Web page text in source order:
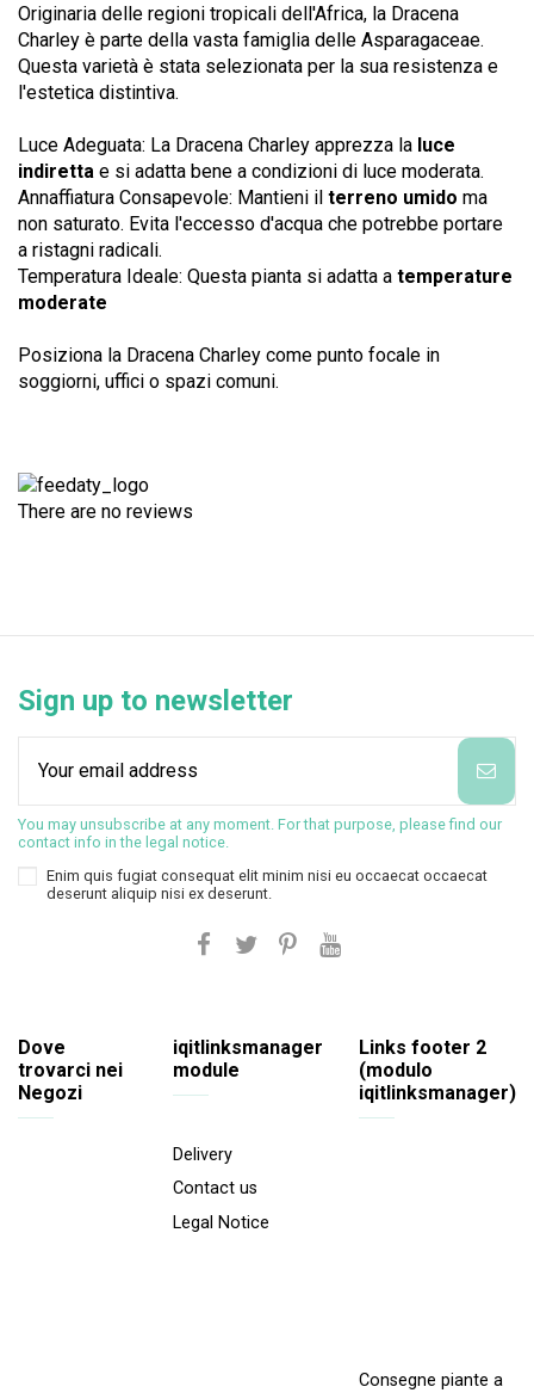
Originaria delle regioni tropicali dell'Africa, la Dracena
Charley è parte della vasta famiglia delle Asparagaceae.
Questa varietà è stata selezionata per la sua resistenza e
l'estetica distintiva.
Luce Adeguata: La Dracena Charley apprezza la luce
indiretta e si adatta bene a condizioni di luce moderata.
Annaffiatura Consapevole: Mantieni il terreno umido ma
non saturato. Evita l'eccesso d'acqua che potrebbe portare
a ristagni radicali.
Temperatura Ideale: Questa pianta si adatta a temperature
moderate
Posiziona la Dracena Charley come punto focale in
soggiorni, uffici o spazi comuni.
There are no reviews
Sign up to newsletter
You may unsubscribe at any moment. For that purpose, please find our
contact info in the legal notice.
Enim quis fugiat consequat elit minim nisi eu occaecat occaecat
deserunt aliquip nisi ex deserunt.
Dove
trovarci nei
Negozi
iqitlinksmanager
module
Delivery
Contact us
Legal Notice
Links footer 2
(modulo
iqitlinksmanager)
Consegne piante a